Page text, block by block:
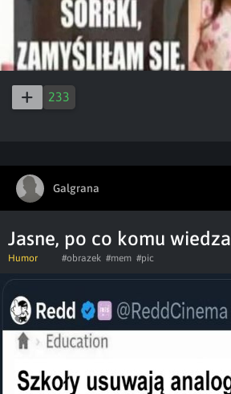
233
Galgrana
Jasne, po co komu wiedza
Humor #obrazek #mem #pic